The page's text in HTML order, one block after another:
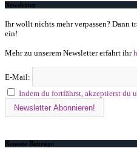
Newsletter
Ihr wollt nichts mehr verpassen? Dann
ein!
Mehr zu unserem Newsletter erfahrt ihr
E-Mail:
Indem du fortfährst, akzeptierst du
Neueste Beiträge